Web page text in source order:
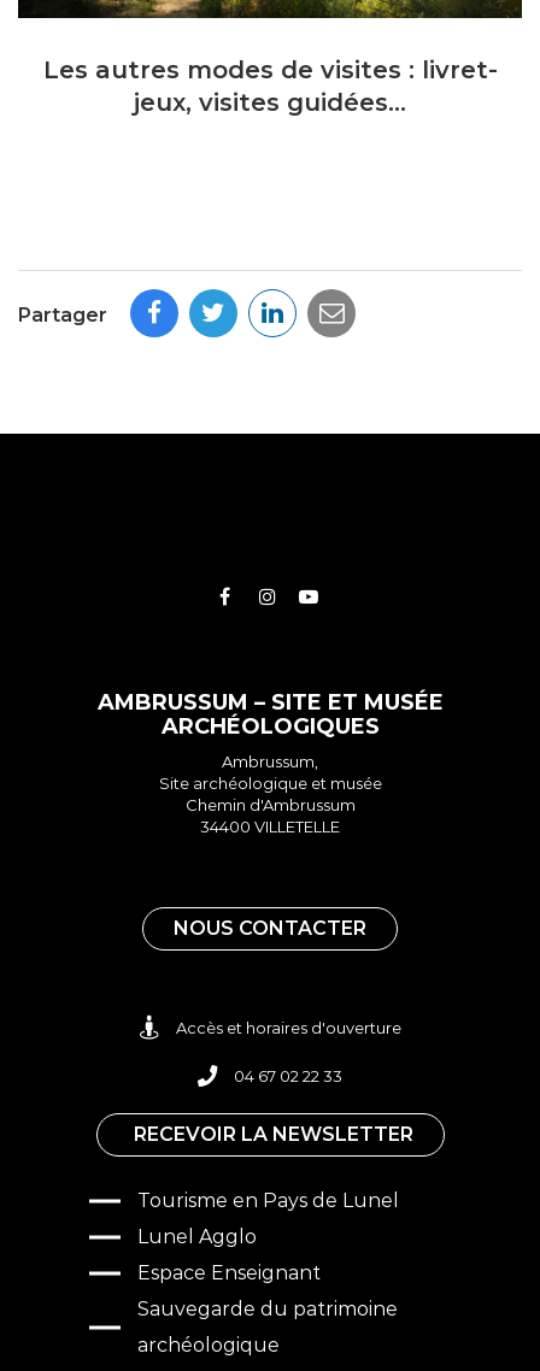
Les autres modes de visites : livret-
jeux, visites guidées…
Partager
Lien
Facebook
Lien
Instagram
Youtube
AMBRUSSUM – SITE ET MUSÉE
ARCHÉOLOGIQUES
Ambrussum,
Site archéologique et musée
Chemin d'Ambrussum
34400 VILLETELLE
NOUS CONTACTER
Accès et horaires d'ouverture
04 67 02 22 33
RECEVOIR LA NEWSLETTER
Tourisme en Pays de Lunel
Lunel Agglo
Espace Enseignant
Sauvegarde du patrimoine
archéologique